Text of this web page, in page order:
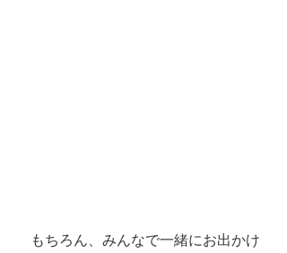
もちろん、みんなで一緒にお出かけ